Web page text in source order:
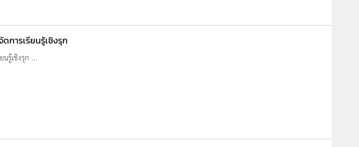
การเรียนรู้เชิงรุก
รู้เชิงรุก ...